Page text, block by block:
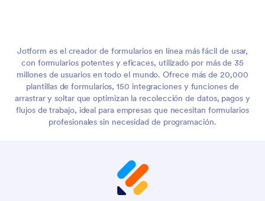
Jotform es el creador de formularios en línea más fácil de usar,
con formularios potentes y eficaces, utilizado por más de 35
millones de usuarios en todo el mundo. Ofrece más de 20,000
plantillas de formularios, 150 integraciones y funciones de
arrastrar y soltar que optimizan la recolección de datos, pagos y
flujos de trabajo, ideal para empresas que necesitan formularios
profesionales sin necesidad de programación.